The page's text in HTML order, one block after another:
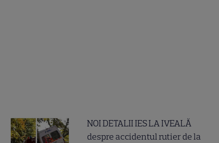
NOI DETALII IES LA IVEALĂ
despre accidentul rutier de la